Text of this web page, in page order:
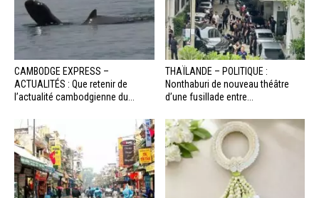
CAMBODGE EXPRESS –
ACTUALITÉS : Que retenir de
l’actualité cambodgienne du...
THAÏLANDE – POLITIQUE :
Nonthaburi de nouveau théâtre
d’une fusillade entre...